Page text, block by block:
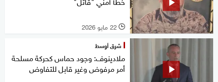
l 22 مايو 2026
شرق أوسط
ملادينوف: وجود حماس كحركة مسلحة
أمر مرفوض وغير قابل للتفاوض